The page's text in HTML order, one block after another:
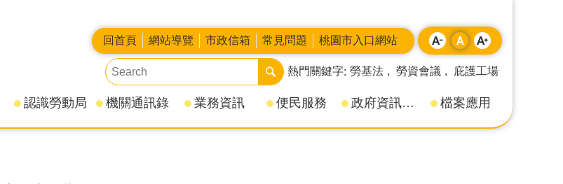
回首頁 網站導覽 市政信箱 常見問題 桃園市入口網站
熱門關鍵字 勞基法 勞資會議 庇護工場
認識勞動局 機關通訊錄 業務資訊 便民服務 政府資訊公開 檔案應用